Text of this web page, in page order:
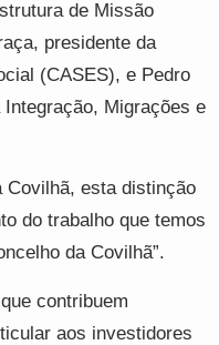
de Missão
presidente da
(CASES), e Pedro
Integração, Migrações e
Covilhã, esta distinção
do trabalho que temos
da Covilhã”.
contribuem
aos investidores